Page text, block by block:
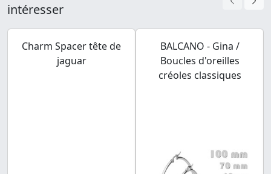
intéresser
Charm Spacer tête de
jaguar
BALCANO - Gina /
Boucles d'oreilles
créoles classiques